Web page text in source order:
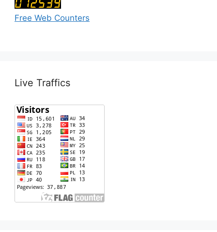
Free Web Counters
Live Traffics